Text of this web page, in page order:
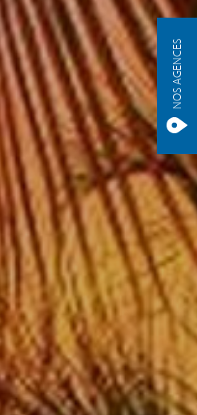
NOS AGENCES